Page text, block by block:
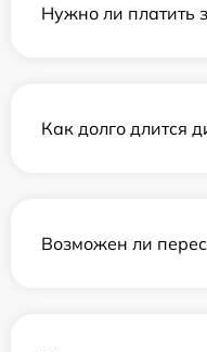
Нужно ли платить
Как долго длится
Возможен ли